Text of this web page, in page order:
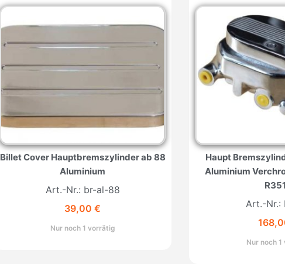
Billet Cover Hauptbremszylinder ab 88
Aluminium
Art.-Nr.: br-al-88
39,00 €
Nur noch 1 vorrätig
Haupt
Aluminium
Art.-Nr.:
Nur noch